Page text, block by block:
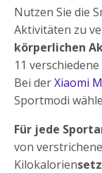
Nutzen Sie die
Aktivitäten zu
körperlichen
11
Bei derXiaomi
Sportmodi
Für jede
von
Kilokalorien